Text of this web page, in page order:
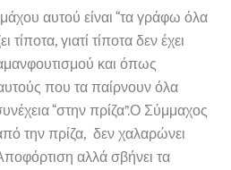
αυτού είναι “τα γράφω όλα
τίποτα, γιατί τίποτα δεν έχει
και όπως
αυτούς που τα παίρνουν όλα
“στην πρίζα”.Ο Σύμμαχος
την πρίζα, δεν χαλαρώνει
αλλά σβήνει τα